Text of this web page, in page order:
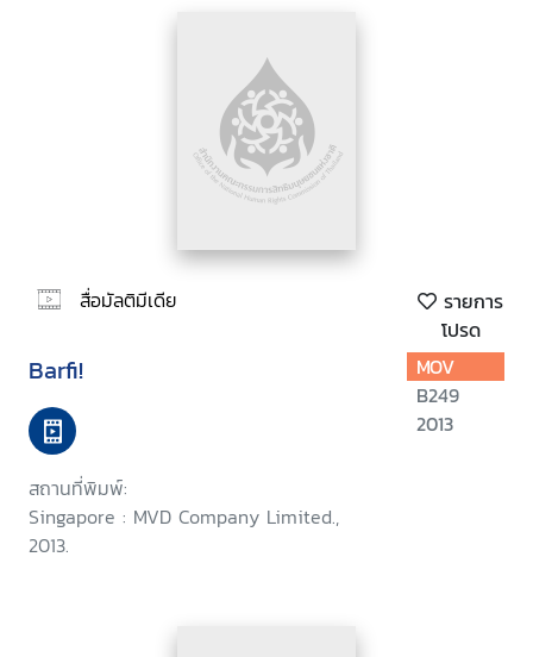
สื่อมัลติมีเดีย
รายการ
โปรด
Barfi!
สถานที่พิมพ์:
Singapore : MVD Company Limited.,
2013.
MOV
B249
2013